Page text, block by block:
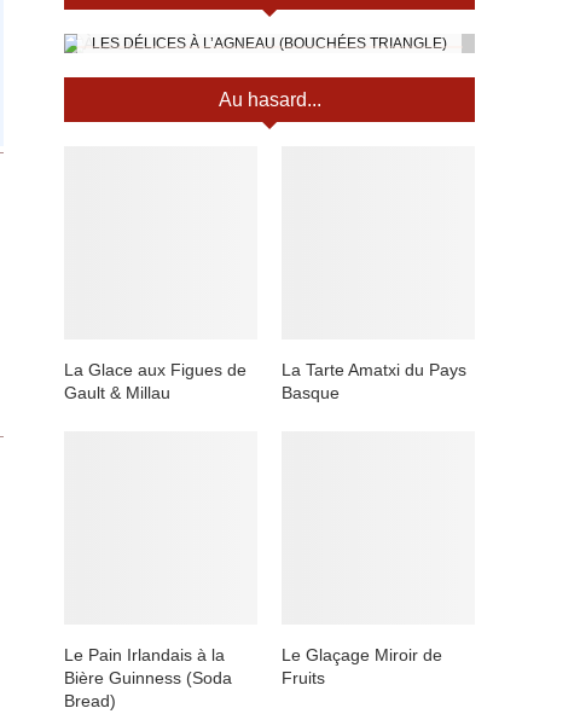
LES DÉLICES À L’AGNEAU (BOUCHÉES TRIANGLE)
Au hasard...
La Glace aux Figues de
Gault & Millau
La Tarte Amatxi du Pays
Basque
Le Pain Irlandais à la
Bière Guinness (Soda
Bread)
Le Glaçage Miroir de
Fruits